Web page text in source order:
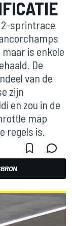
2-sprintrace
is enkele
De
van de
zijn
en zou in de
map
regels is.